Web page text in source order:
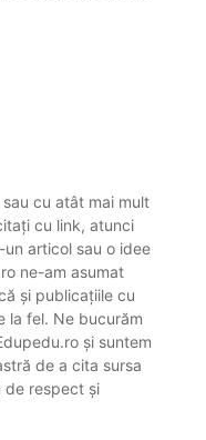
cu atât mai mult
cu link, atunci
articol sau o idee
ne-am asumat
și publicațiile cu
la fel. Ne bucurăm
și suntem
de a cita sursa
de respect și